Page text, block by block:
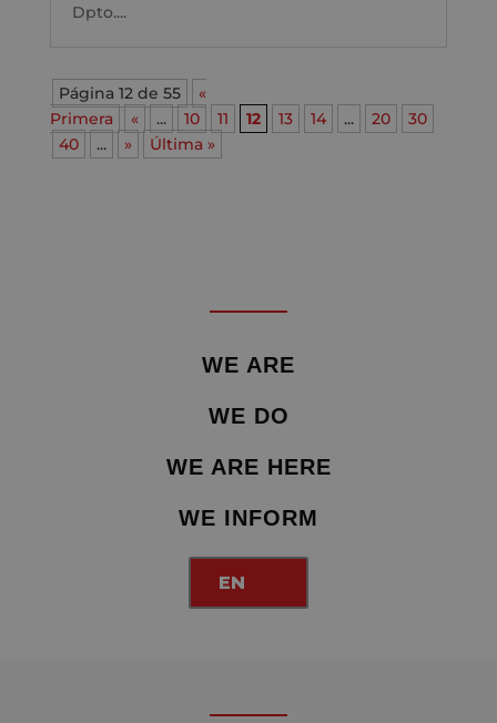
Dpto....
Página 12 de 55
«
Primera
« ... 10 11 12 13 14 ... 20
30
40
... » Última »
WE ARE
WE DO
WE ARE HERE
WE INFORM
EN